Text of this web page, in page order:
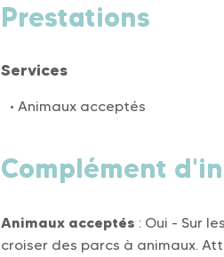
Prestations
Services
Animaux acceptés
Complément
Animaux acceptés : Oui - Sur
croiser des parcs à animaux.